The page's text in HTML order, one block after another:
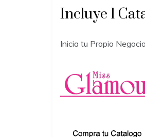
Incluye 1
Inicia tu Propio